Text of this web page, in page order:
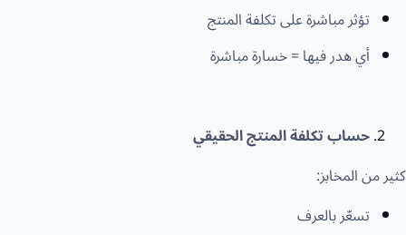
تؤثر مباشرة على تكلفة المنتج
أي هدر فيها = خسارة مباشرة
حساب تكلفة المنتج الحقيقي
كثير من المخابز:
تسعّر بالعرف